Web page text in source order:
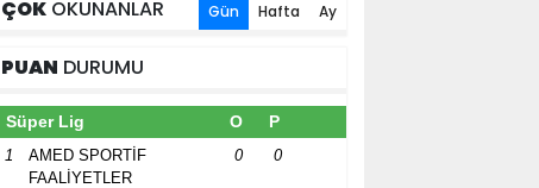
ÇOK OKUNANLAR Gün Hafta Ay
PUAN DURUMU
Süper Lig O P
1
AMED SPORTİF
FAALİYETLER
0 0